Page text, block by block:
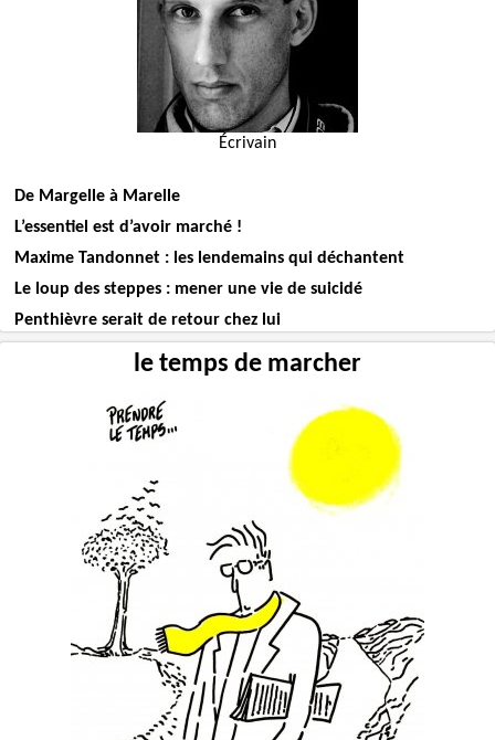
Écrivain
De Margelle à Marelle
L’essentiel est d’avoir marché !
Maxime Tandonnet : les lendemains qui déchantent
Le loup des steppes : mener une vie de suicidé
Penthièvre serait de retour chez lui
le temps de marcher